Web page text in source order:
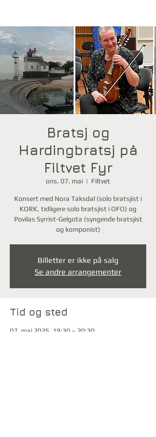
Bratsj og
Hardingbratsj på
Filtvet Fyr
ons. 07. mai
  |
Filtvet
Konsert med Nora Taksdal (solo bratsjist i
KORK, tidligere solo bratsjist i OFO) og
Povilas Syrrist-Gelgota (syngende bratsjist
og komponist)
Billetter er ikke på salg
Se andre arrangementer
Tid og sted
07. mai 2025, 19:30 – 20:30